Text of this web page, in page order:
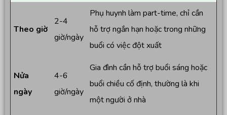
Theo giờ
2-4
giờ/ngày
Phụ huynh làm part-time, chỉ cần
hỗ trợ ngắn hạn hoặc trong những
buổi có việc đột xuất
Nửa
ngày
4-6
giờ/ngày
Gia đình cần hỗ trợ buổi sáng hoặc
buổi chiều cố định, thường là khi
một người ở nhà